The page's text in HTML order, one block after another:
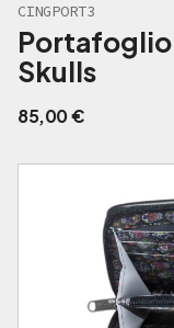
CINGPORT3
Portafoglio
Skulls
85,00€